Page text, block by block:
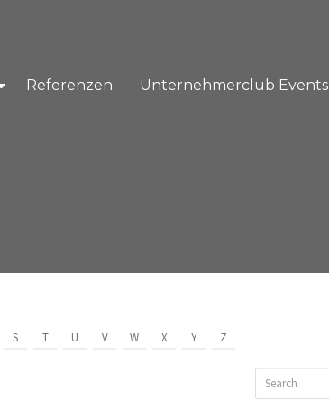
Referenzen Unternehmerclub Events
S T U V W X Y Z